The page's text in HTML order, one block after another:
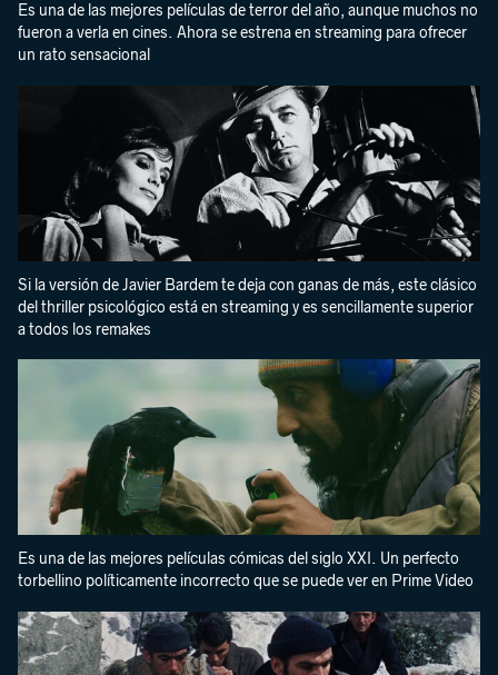
Es una de las mejores películas de terror del año, aunque muchos no
fueron a verla en cines. Ahora se estrena en streaming para ofrecer
un rato sensacional
Si la versión de Javier Bardem te deja con ganas de más, este clásico
del thriller psicológico está en streaming y es sencillamente superior
a todos los remakes
Es una de las mejores películas cómicas del siglo XXI. Un perfecto
torbellino políticamente incorrecto que se puede ver en Prime Video